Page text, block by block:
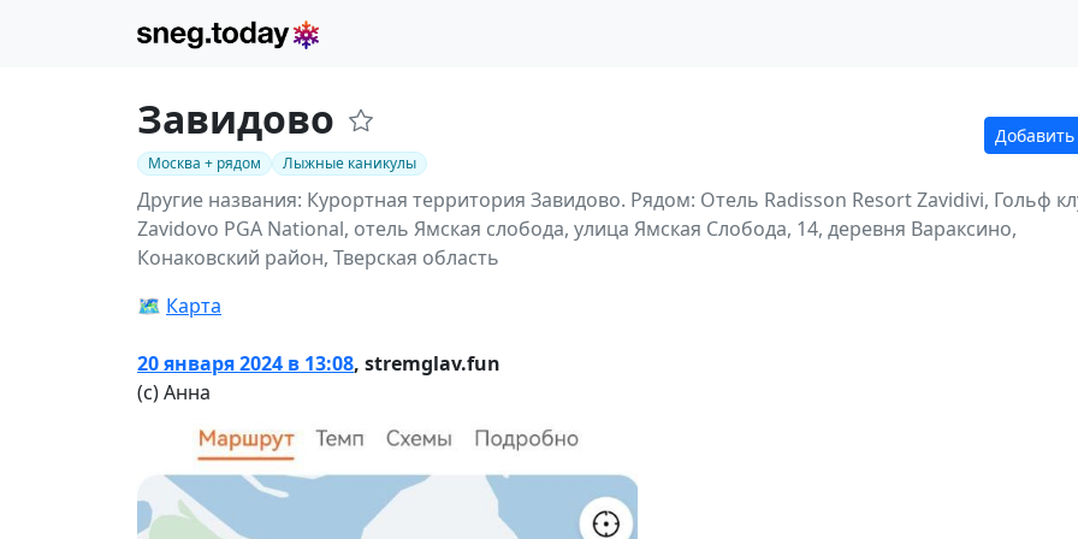
Завидово
Москва + рядом Лыжные каникулы
Добавить
Другие названия: Курортная территория Завидово. Рядом: Отель Radisson Resort Zavidivi, Гольф
Zavidovo PGA National, отель Ямская слобода, улица Ямская Слобода, 14, деревня Вараксино,
Конаковский район, Тверская область
🗺️ Карта
20 января 2024 в 13:08, stremglav.fun
(с) Анна